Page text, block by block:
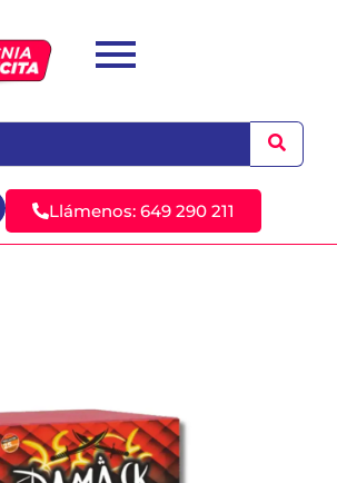
Llámenos: 649 290 211